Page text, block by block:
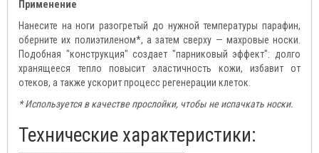
Применение
Нанесите на ноги разогретый до нужной температуры парафин,
оберните их полиэтиленом*, а затем сверху — махровые носки.
Подобная "конструкция" создает "парниковый эффект": долго
хранящееся тепло повысит эластичность кожи, избавит от
отеков, а также ускорит процесс регенерации клеток.
* Используется в качестве прослойки, чтобы не испачкать носки.
Технические характеристики: